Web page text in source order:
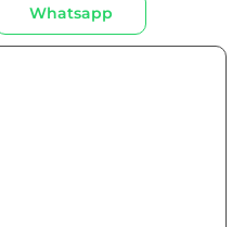
Whatsapp